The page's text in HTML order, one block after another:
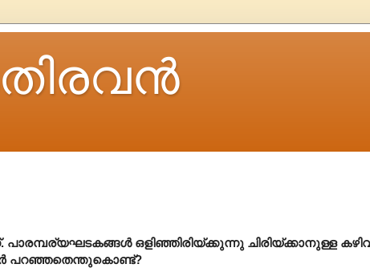
ഒളിഞ്ഞിരിയ്ക്കുന്നു ചിരിയ്ക്കാനുള്ള
പറഞ്ഞതെന്തുകൊണ്ട്?